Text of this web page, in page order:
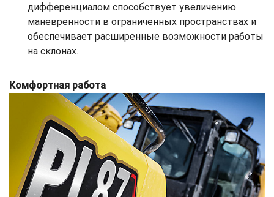
дифференциалом способствует увеличению
маневренности в ограниченных пространствах и
обеспечивает расширенные возможности работы
на склонах.
Комфортная работа